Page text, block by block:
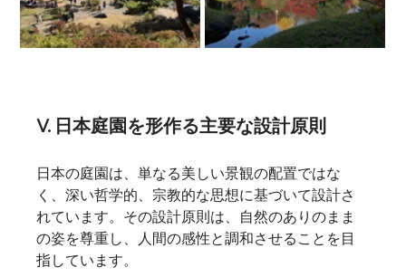
V. 日本庭園を形作る主要な設計原則
日本の庭園は、単なる美しい景観の配置ではな
く、深い哲学的、宗教的な思想に基づいて設計さ
れています。その設計原則は、自然のありのまま
の姿を尊重し、人間の感性と調和させることを目
指しています。